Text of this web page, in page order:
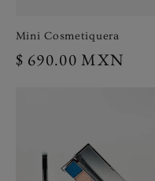
Mini Cosmetiquera
Precio
$ 690.00 MXN